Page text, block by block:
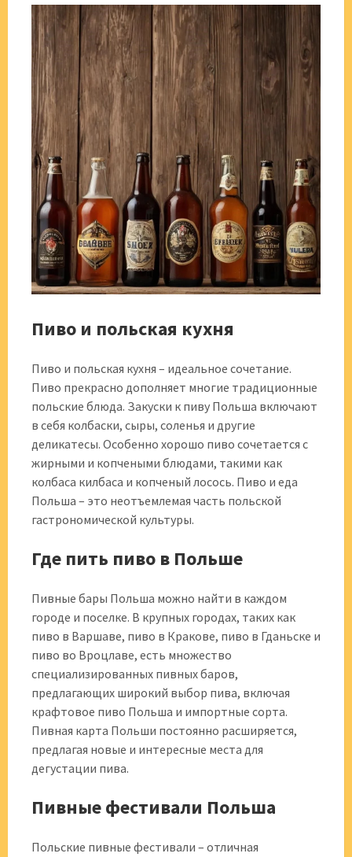
Пиво и польская кухня
Пиво и польская кухня – идеальное сочетание.
Пиво прекрасно дополняет многие традиционные
польские блюда. Закуски к пиву Польша включают
в себя колбаски, сыры, соленья и другие
деликатесы. Особенно хорошо пиво сочетается с
жирными и копчеными блюдами, такими как
колбаса килбаса и копченый лосось. Пиво и еда
Польша – это неотъемлемая часть польской
гастрономической культуры.
Где пить пиво в Польше
Пивные бары Польша можно найти в каждом
городе и поселке. В крупных городах, таких как
пиво в Варшаве, пиво в Кракове, пиво в Гданьске и
пиво во Вроцлаве, есть множество
специализированных пивных баров,
предлагающих широкий выбор пива, включая
крафтовое пиво Польша и импортные сорта.
Пивная карта Польши постоянно расширяется,
предлагая новые и интересные места для
дегустации пива.
Пивные фестивали Польша
Польские пивные фестивали – отличная